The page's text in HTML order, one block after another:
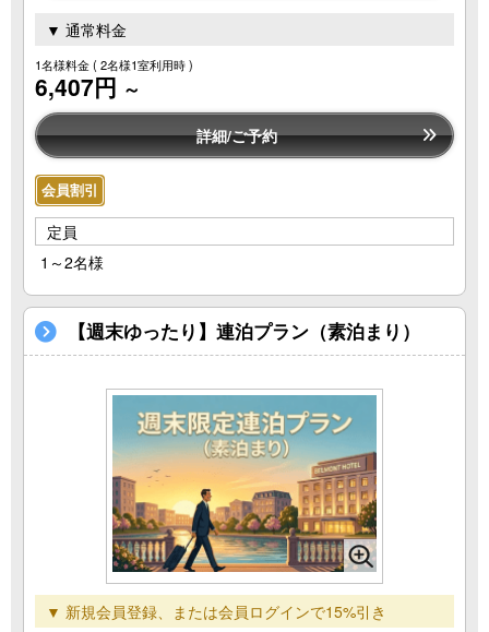
▼ 通常料金
1名様料金( 2名様1室利用時 )
6,407円 ～
詳細/ご予約
会員割引
定員
1～2名様
【週末ゆったり】連泊プラン（素泊まり）
▼ 新規会員登録、または会員ログインで15%引き